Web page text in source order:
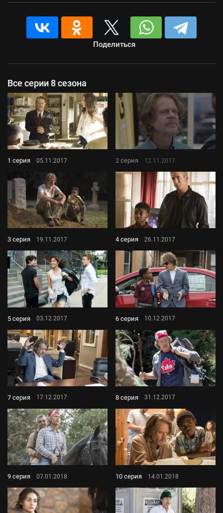
Поделиться
Все серии 8 сезона
1 серия 05.11.2017 2 серия 12.11.2017
3 серия 19.11.2017 4 серия 26.11.2017
5 серия 03.12.2017 6 серия 10.12.2017
7 серия 17.12.2017 8 серия 31.12.2017
9 серия 07.01.2018 10 серия 14.01.2018